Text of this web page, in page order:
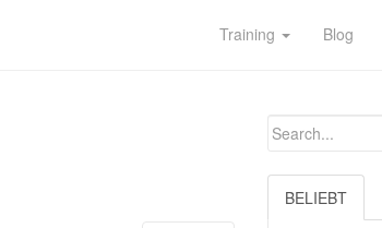
Training Blog
BELIEBT